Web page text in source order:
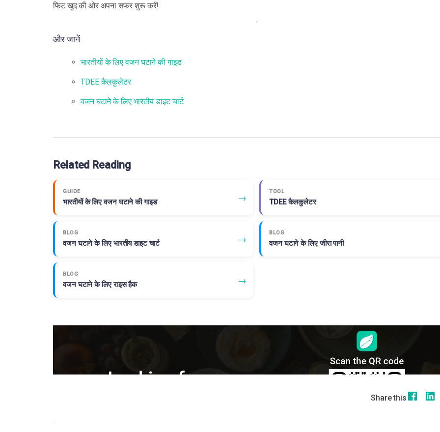
फिट खुद की ओर अपना सफर शुरू करें!
और जानें
भारतीयों के लिए वजन घटाने की गाइड
TDEE कैलकुलेटर
वजन घटाने के लिए भारतीय डाइट चार्ट
Related Reading
GUIDE
भारतीयों के लिए वजन घटाने की गाइड →
TOOL
TDEE कैलकुलेटर
BLOG
वजन घटाने के लिए भारतीय डाइट चार्ट →
BLOG
वजन घटाने के लिए जीरा पानी
BLOG
वजन घटाने के लिए राइस हैक →
Share this